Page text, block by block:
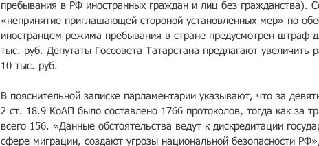
пребывания в РФ иностранных граждан и лиц без гражданства).
«непринятие приглашающей стороной установленных мер» по
иностранцем режима пребывания в стране предусмотрен штраф
тыс. руб. Депутаты Госсовета Татарстана предлагают увеличить
10 тыс. руб.
В пояснительной записке парламентарии указывают, что за
2 ст. 18.9 КоАП было составлено 1766 протоколов, тогда как за
всего 156. «Данные обстоятельства ведут к дискредитации
сфере миграции, создают угрозы национальной безопасности